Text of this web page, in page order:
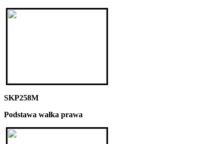
SKP258M
Podstawa wałka prawa